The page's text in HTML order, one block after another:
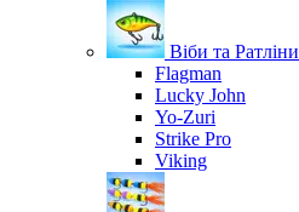
Віби та Ратліни
Flagman
Lucky John
Yo-Zuri
Strike Pro
Viking